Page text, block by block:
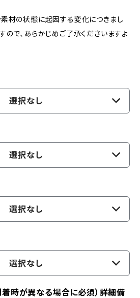
材の状態に起因する変化につきまし
ので、あらかじめご了承くださいますよ
選択なし
選択なし
選択なし
選択なし
時が異なる場合に必須）詳細備